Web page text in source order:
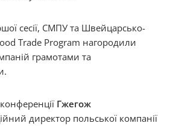
сесії, СМПУ та Швейцарсько-
Trade Program нагородили
грамотами та
Гжегож
директор польської компанії